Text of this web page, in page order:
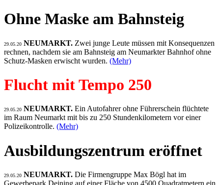
Ohne Maske am Bahnsteig
29.05.20 NEUMARKT. Zwei junge Leute müssen mit Konsequenzen
rechnen, nachdem sie am Bahnsteig am Neumarkter Bahnhof ohne
Schutz-Masken erwischt wurden. (Mehr)
Flucht mit Tempo 250
29.05.20 NEUMARKT. Ein Autofahrer ohne Führerschein flüchtete
im Raum Neumarkt mit bis zu 250 Stundenkilometern vor einer
Polizeikontrolle. (Mehr)
Ausbildungszentrum eröffnet
29.05.20 NEUMARKT. Die Firmengruppe Max Bögl hat im